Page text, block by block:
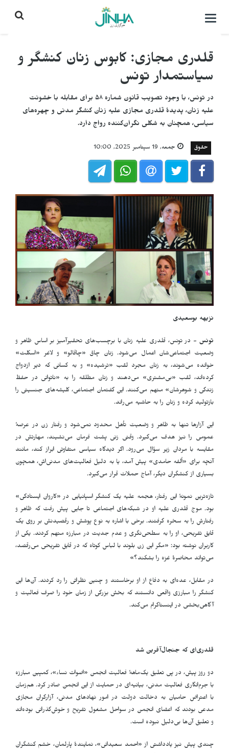
باز
بستن
قلدری مجازی: کابوس زنان کنشگر و
سیاستمدار تونس
در تونس، با وجود تصویب قانون شماره ۵۸ برای مقابله با خشونت
علیه زنان، پدیدهٔ قلدری مجازی علیه زنان کنشگر مدنی و چهره‌های
سیاسی، همچنان به شکلی نگران‌کننده رواج دارد.
حقوق جمعه, 19 سپتامبر 2025, 10:00
نزیهه بوسعیدی
تونس - در تونس، قلدری علیه زنان با برچسب‌های تحقیرآمیز بر اساس ظاهر و
وضعیت اجتماعی‌شان اعمال می‌شود. زنان چاق «چاقالو» و لاغر «اسکلت»
خوانده می‌شوند، به زنان مجرد لقب «ترشیده» و به کسانی که دیر ازدواج
کرده‌اند، لقب «بی‌مشتری» می‌دهند و زنان مطلقه را به «ناتوانی در حفظ
زندگی و شوهرشان» متهم می‌کنند. این گفتمان اجتماعی، کلیشه‌های جنسیتی را
بازتولید کرده و زنان را به حاشیه می‌راند.
این آزارها تنها به ظاهر و وضعیت تأهل محدود نمی‌شود و رفتار زن در عرصهٔ
عمومی را نیز هدف می‌گیرد. وقتی زنی پشت فرمان می‌نشیند، مهارتش در
مقایسه با مردان زیر سؤال می‌رود. اگر دیدگاه سیاسی متفاوتی ابراز کند، مانند
آنچه برای «اُلفه حامدی» پیش آمد، یا به دلیل فعالیت‌های مدنی‌اش، همچون
بسیاری از کنشگران دیگر، آماج حملات قرار می‌گیرد.
تازه‌ترین نمونهٔ این رفتار، هجمه علیه یک کنشگر اسپانیایی در «کاروان ایستادگی»
بود. موج قلدری علیه او در شبکه‌های اجتماعی تا جایی پیش رفت که ظاهر و
رفتارش را به سخره گرفتند. برخی با اشاره به نوع پوشش و رقصیدنش بر روی یک
قایق تفریحی، او را به سطحی‌نگری و عدم جدیت در مبارزه متهم کردند. یکی از
کاربران نوشته بود: «مگر این زن بلوند با لباس کوتاه که در قایق تفریحی می‌رقصد،
می‌تواند محاصرهٔ غزه را بشکند؟»
در مقابل، عده‌ای به دفاع از او برخاستند و چنین نظراتی را رد کردند. آن‌ها این
کنشگر را مبارزی واقعی دانستند که بخش بزرگی از زمان خود را صرف فعالیت و
آگاهی‌بخشی در اینستاگرام می‌کند.
قلدری‌ای که جنجال‌آفرین شد
دو روز پیش، در پی تعلیق یک‌ماههٔ فعالیت انجمن «اصوات نساء»، کمپین مبارزه
با جرم‌انگاری فعالیت مدنی، بیانیه‌ای در حمایت از این انجمن صادر کرد. هم‌زمان
با اعتراض حامیان به دخالت دولت در امور نهادهای مدنی، آزارگران مجازی
مدعی بودند که اعضای انجمن در سواحل مشغول تفریح و خوش‌گذرانی بوده‌اند
و تعلیق آن‌ها بی‌دلیل نبوده است.
چندی پیش نیز یادداشتی از «احمد سعیدانی»، نمایندهٔ پارلمان، خشم کنشگران